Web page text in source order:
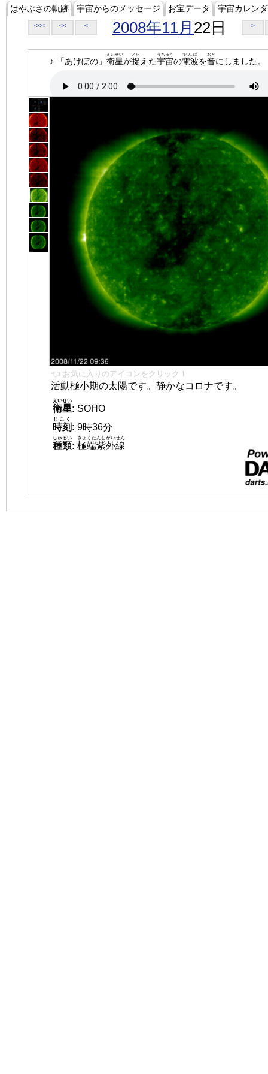
はやぶさの軌跡 宇宙からのメッセージ お宝データ 宇宙カレン
<<< << < 2008年11月 22日 >
♪ 「あけぼの」 衛星
えいせい
が捉
とら
えた宇宙
うちゅう
の電波
でんぱ
を音
おと
にしました。
👈 お気に入りのアイコンをクリック！
活動極小期の太陽です。静かなコロナです。
衛星
えいせい
: SOHO
時刻
じこく
: 9時36分
種類
しゅるい
: 極端紫外線
きょくたんしがいせん